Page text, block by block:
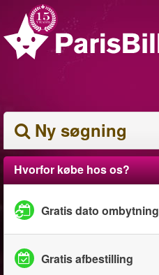
Ny søgning
Hvorfor købe hos os?
Gratis dato ombytning
Gratis afbestilling